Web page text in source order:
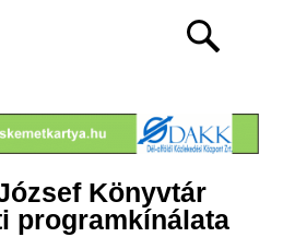
Könyvtár
programkínálata